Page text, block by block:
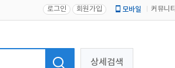
로그인 회원가입 모바일 커뮤니티
상세검색